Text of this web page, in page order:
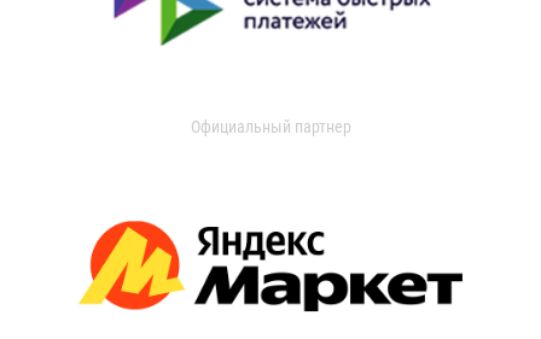
Официальный партнер